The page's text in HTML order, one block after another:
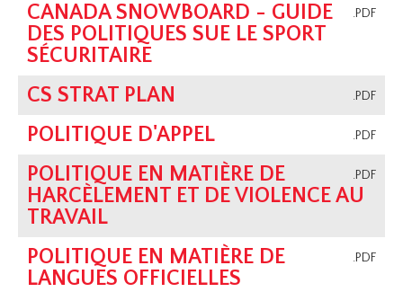
.PDF
CANADA SNOWBOARD - GUIDE
DES POLITIQUES SUE LE SPORT
SÉCURITAIRE
.PDF
CS STRAT PLAN
.PDF
POLITIQUE D'APPEL
.PDF
POLITIQUE EN MATIÈRE DE
HARCÈLEMENT ET DE VIOLENCE AU
TRAVAIL
.PDF
POLITIQUE EN MATIÈRE DE
LANGUES OFFICIELLES